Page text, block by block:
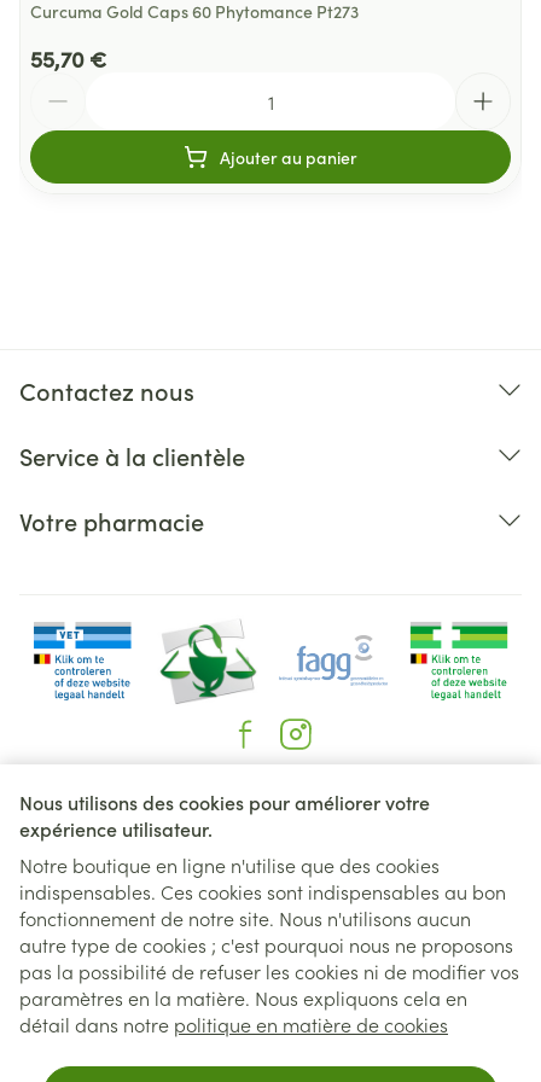
Nous utilisons des cookies pour améliorer votre
expérience utilisateur.
Notre boutique en ligne n'utilise que des cookies
indispensables. Ces cookies sont indispensables au bon
fonctionnement de notre site. Nous n'utilisons aucun
autre type de cookies ; c'est pourquoi nous ne proposons
pas la possibilité de refuser les cookies ni de modifier vos
paramètres en la matière. Nous expliquons cela en
détail dans notre politique en matière de cookies
Curcuma Gold Caps 60 Phytomance Pt273
55,70 €
Ajouter au panier
Contactez nous
Service à la clientèle
Votre pharmacie
Liens légaux
Pour un retrait au